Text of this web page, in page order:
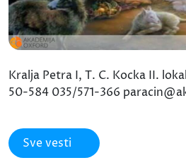
Kralja Petra I, T. C. Kocka II.
50-584 035/571-366
Sve vesti